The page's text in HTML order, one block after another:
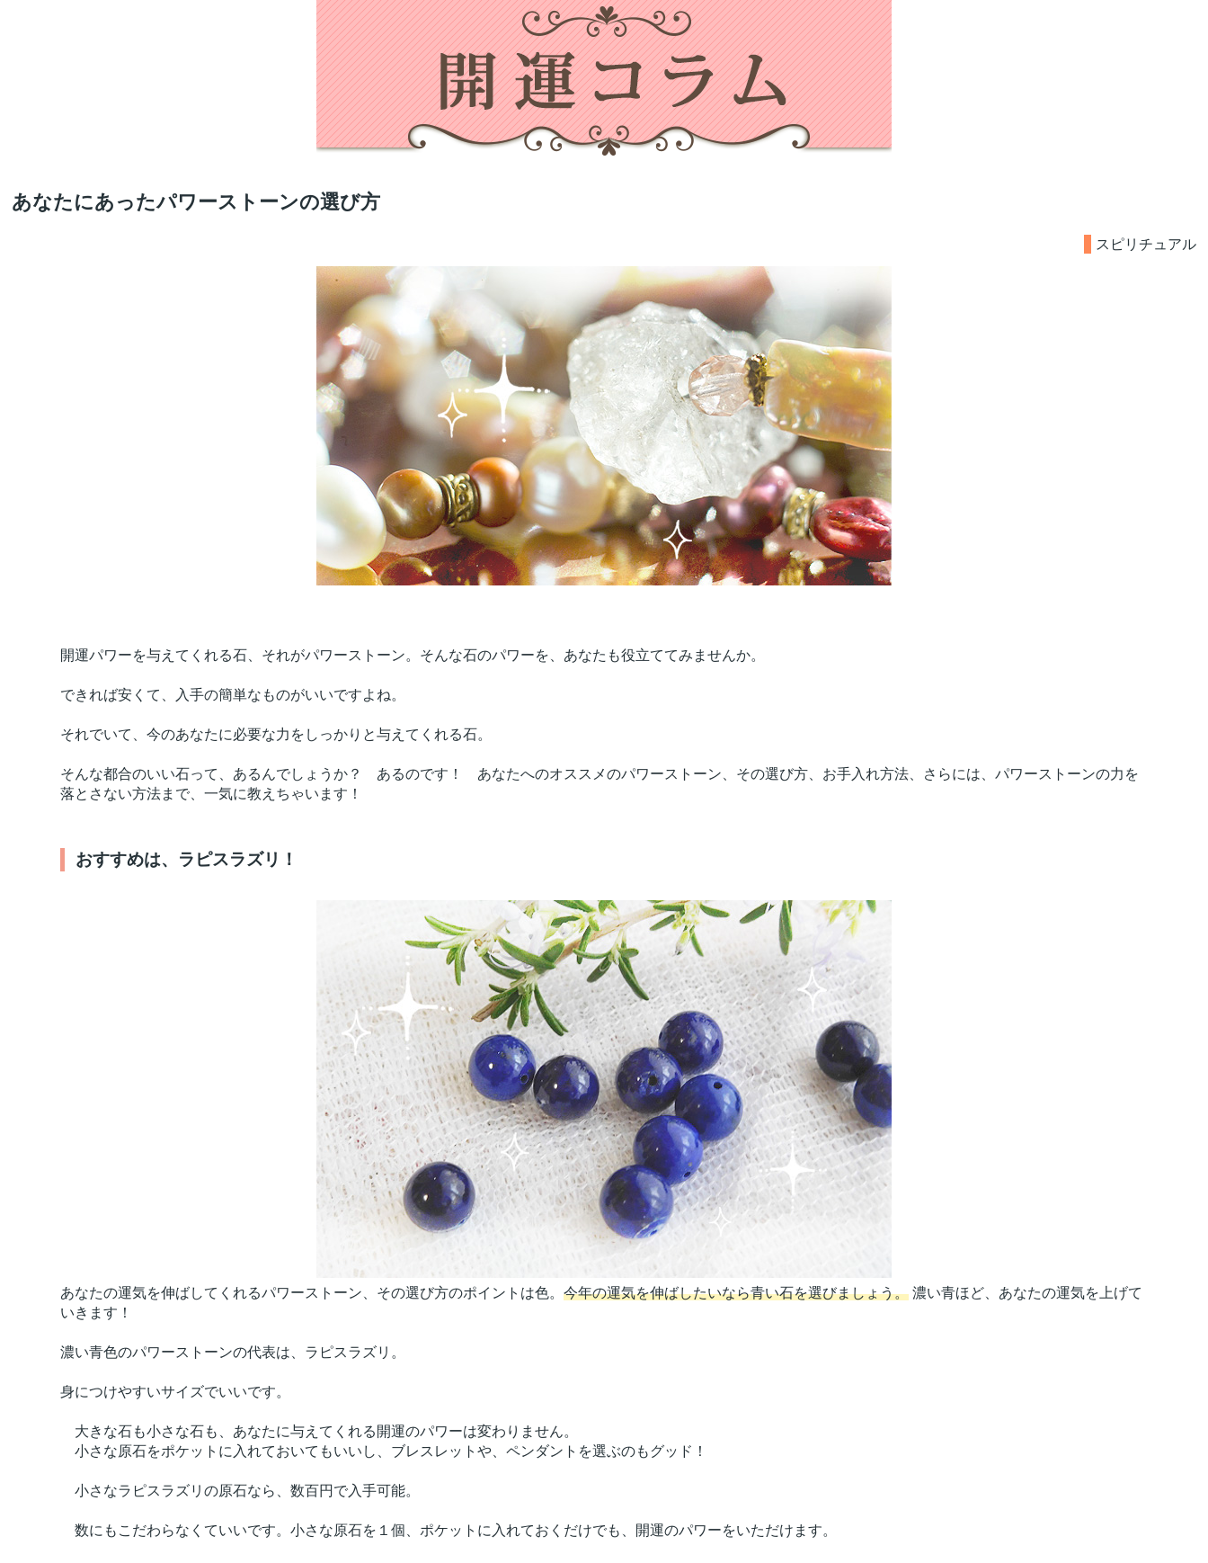
あなたにあったパワーストーンの選び方
スピリチュアル
開運パワーを与えてくれる石、それがパワーストーン。そんな石のパワーを、あなたも役立ててみませんか。
できれば安くて、入手の簡単なものがいいですよね。
それでいて、今のあなたに必要な力をしっかりと与えてくれる石。
そんな都合のいい石って、あるんでしょうか？ あるのです！ あなたへのオススメのパワーストーン、その選び方、お手入れ方法、さらには、パワーストーンの力を
落とさない方法まで、一気に教えちゃいます！
おすすめは、ラピスラズリ！
あなたの運気を伸ばしてくれるパワーストーン、その選び方のポイントは色。今年の運気を伸ばしたいなら青い石を選びましょう。 濃い青ほど、あなたの運気を上げて
いきます！
濃い青色のパワーストーンの代表は、ラピスラズリ。
身につけやすいサイズでいいです。
大きな石も小さな石も、あなたに与えてくれる開運のパワーは変わりません。
小さな原石をポケットに入れておいてもいいし、ブレスレットや、ペンダントを選ぶのもグッド！
小さなラピスラズリの原石なら、数百円で入手可能。
数にもこだわらなくていいです。小さな原石を１個、ポケットに入れておくだけでも、開運のパワーをいただけます。